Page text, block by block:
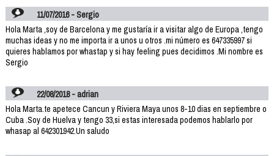
11/07/2016 - Sergio
Hola Marta ,soy de Barcelona y me gustaría ir a visitar algo de Europa ,tengo
muchas ideas y no me importa ir a unos u otros .mi número es 647335997 si
quieres hablamos por whastap y si hay feeling pues decidimos .Mi nombre es
Sergio
22/08/2018 - adrian
Hola Marta.te apetece Cancun y Riviera Maya unos 8-10 dias en septiembre o
Cuba .Soy de Huelva y tengo 33,si estas interesada podemos hablarlo por
whasap al 642301942.Un saludo